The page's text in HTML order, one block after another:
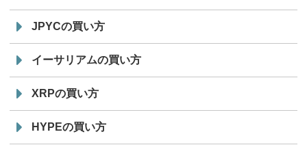
JPYCの買い方
イーサリアムの買い方
XRPの買い方
HYPEの買い方